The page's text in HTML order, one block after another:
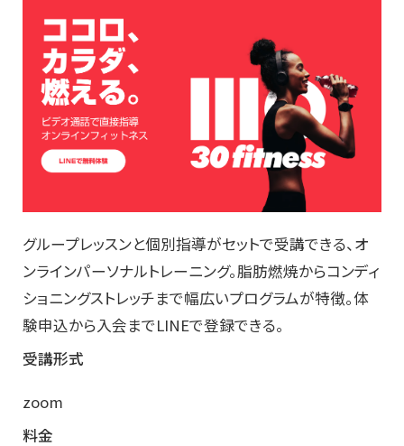
グループレッスンと個別指導がセットで受講できる、オ
ンラインパーソナルトレーニング。脂肪燃焼からコンディ
ショニングストレッチまで幅広いプログラムが特徴。体
験申込から入会までLINEで登録できる。
受講形式
zoom
料金